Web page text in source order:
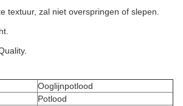
textuur, zal niet overspringen of slepen.
Ooglijnpotlood
Potlood